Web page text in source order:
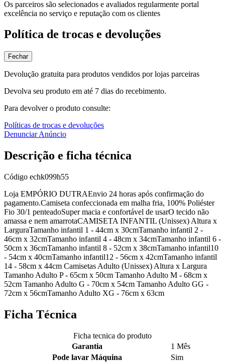
Os parceiros são selecionados e avaliados regularmente portal
excelência no serviço e reputação com os clientes
Política de trocas e devoluções
Fechar
Devolução gratuita para produtos vendidos por lojas parceiras
Devolva seu produto em até 7 dias do recebimento.
Para devolver o produto consulte:
Políticas de trocas e devoluções
Denunciar Anúncio
Descrição e ficha técnica
Código echk099h55
Loja EMPÓRIO DUTRAEnvio 24 horas após confirmação do
pagamento.Camiseta confeccionada em malha fria, 100% Poliéster
Fio 30/1 penteadoSuper macia e confortável de usarO tecido não
amassa e nem amarrotaCAMISETA INFANTIL (Unissex) Altura x
LarguraTamanho infantil 1 - 44cm x 30cmTamanho infantil 2 -
46cm x 32cmTamanho infantil 4 - 48cm x 34cmTamanho infantil 6 -
50cm x 36cmTamanho infantil 8 - 52cm x 38cmTamanho infantil10
- 54cm x 40cmTamanho infantil12 - 56cm x 42cmTamanho infantil
14 - 58cm x 44cm Camisetas Adulto (Unissex) Altura x Largura
Tamanho Adulto P - 65cm x 50cm Tamanho Adulto M - 68cm x
52cm Tamanho Adulto G - 70cm x 54cm Tamanho Adulto GG -
72cm x 56cmTamanho Adulto XG - 76cm x 63cm
Ficha Técnica
Ficha tecnica do produto
Garantia
1 Mês
Pode lavar Máquina
Sim